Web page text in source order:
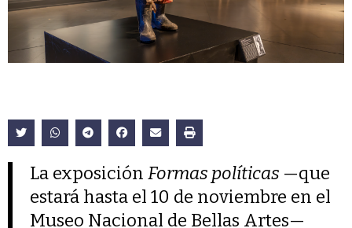
La exposiciónFormas políticas —que
estará hasta el 10 de noviembre en el
Museo Nacional de Bellas Artes—